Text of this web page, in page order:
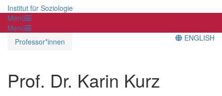
Institut für Soziologie
Menü
Menü
Professor*innen
ENGLISH
Prof. Dr. Karin Kurz